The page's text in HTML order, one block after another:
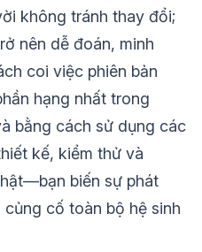
không tránh thay đổi;
nên dễ đoán, minh
coi việc phiên bản
hạng nhất trong
bằng cách sử dụng các
kế, kiểm thử và
biến sự phát
cố toàn bộ hệ sinh